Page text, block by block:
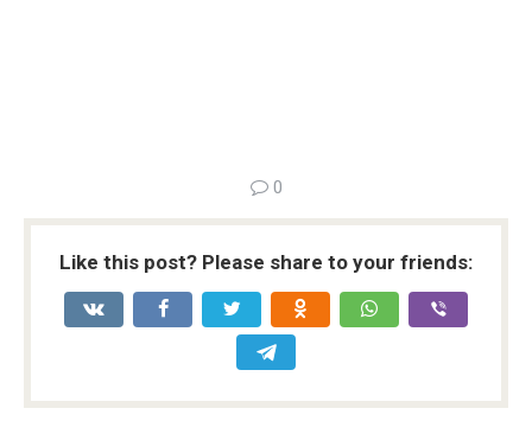
0
Like this post? Please share to your friends: